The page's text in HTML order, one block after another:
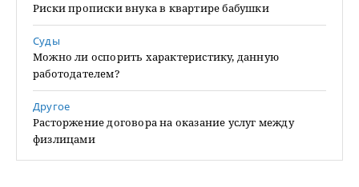
Риски прописки внука в квартире бабушки
Суды
Можно ли оспорить характеристику, данную
работодателем?
Другое
Расторжение договора на оказание услуг между
физлицами